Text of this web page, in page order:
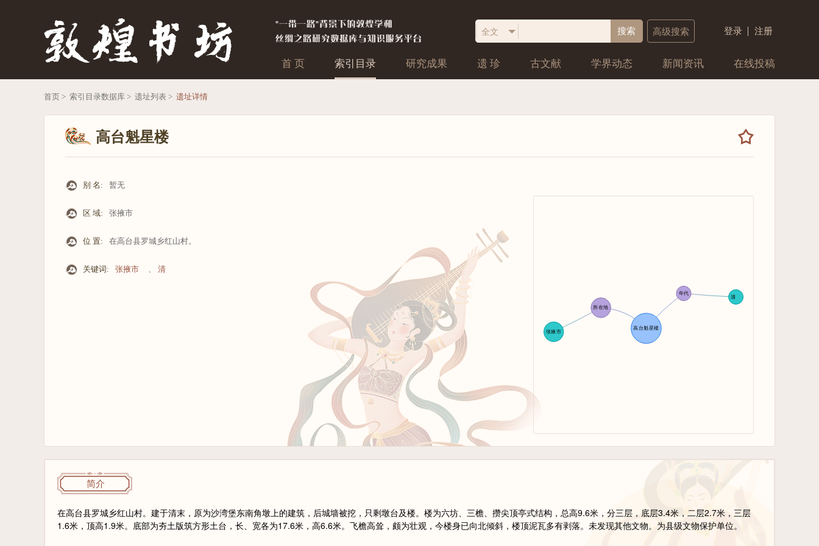
登录 注册
搜索 高级搜索
首 页 索引目录 研究成果 遗 珍 古文献 学界动态 新闻资讯 在线投稿
首页 > 索引目录数据库 > 遗址列表 > 遗址详情
高台魁星楼
别 名: 暂无
区 域: 张掖市
位 置: 在高台县罗城乡红山村。
关键词: 张掖市 、 清
简介
在高台县罗城乡红山村。建于清末，原为沙湾堡东南角墩上的建筑，后城墙被挖，只剩墩台及楼。楼为六坊、三檐、攒尖顶亭式结构，总高9.6米，分三层，底层3.4米，二层2.7米，三层
1.6米，顶高1.9米。底部为夯土版筑方形土台，长、宽各为17.6米，高6.6米。飞檐高耸，颇为壮观，今楼身已向北倾斜，楼顶泥瓦多有剥落。未发现其他文物。为县级文物保护单位。